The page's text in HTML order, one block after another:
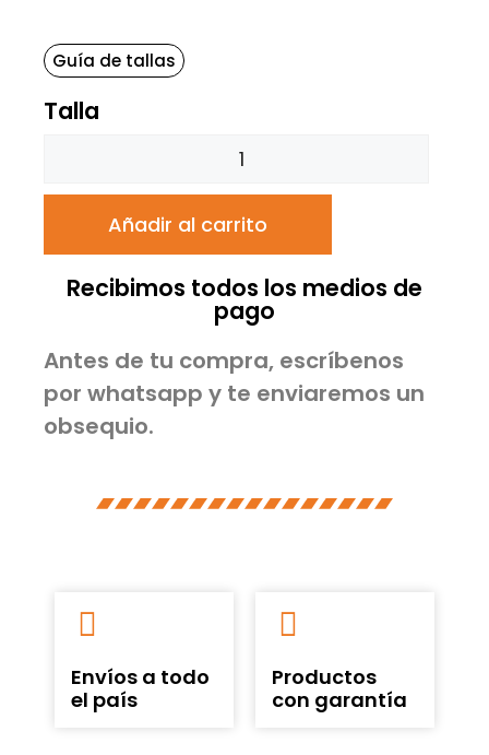
Guía de tallas
Talla
Añadir al carrito
Recibimos todos los medios de
pago
Antes de tu compra, escríbenos
por whatsapp y te enviaremos un
obsequio.
Envíos a todo
el país
Productos
con garantía